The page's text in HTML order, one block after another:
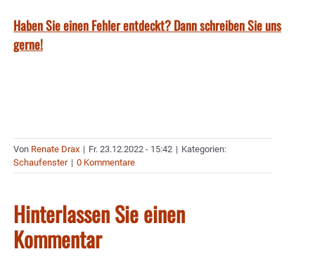
Haben Sie einen Fehler entdeckt? Dann schreiben Sie uns
gerne!
Von Renate Drax | Fr. 23.12.2022 - 15:42 | Kategorien:
Schaufenster | 0 Kommentare
Hinterlassen Sie einen
Kommentar